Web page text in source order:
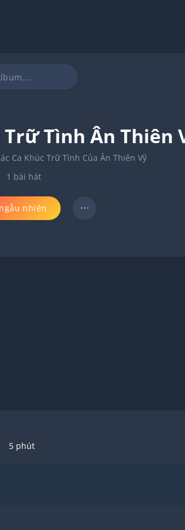
Trữ Tình Ân Thiên
Ca Khúc Trữ Tình Của Ân Thiên Vỹ
1 bài hát
nhiên
5 phút